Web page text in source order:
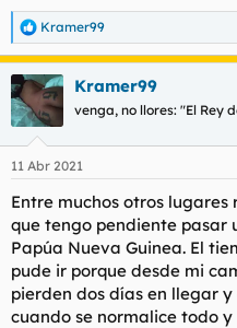
R
e
a
c
c
i
e
:
Kramer99
Kramer99
venga, no llores: "El Rey
11 Abr 2021
Entre muchos otros
que tengo pendiente pasar
Papúa Nueva Guinea. El
pude ir porque desde mi
pierden dos días en llegar
cuando se normalice todo